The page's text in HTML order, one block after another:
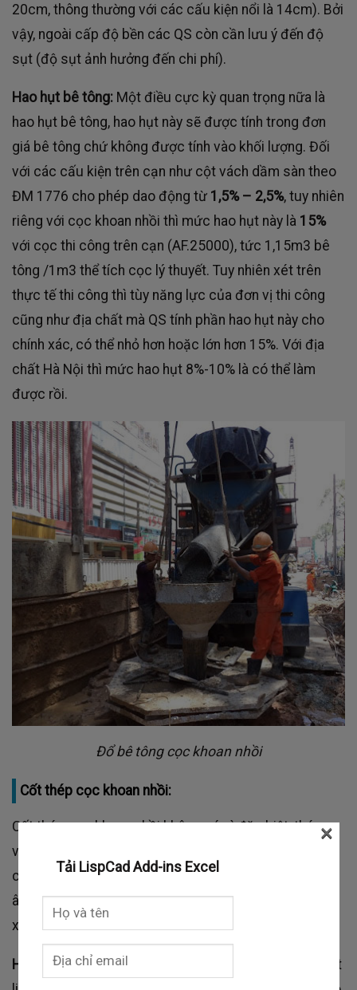
20cm, thông thường với các cấu kiện nổi là 14cm). Bởi
vậy, ngoài cấp độ bền các QS còn cần lưu ý đến độ
sụt (độ sụt ảnh hưởng đến chi phí).
Hao hụt bê tông: Một điều cực kỳ quan trọng nữa là
hao hụt bê tông, hao hụt này sẽ được tính trong đơn
giá bê tông chứ không được tính vào khối lượng. Đối
với các cấu kiện trên cạn như cột vách dầm sàn theo
ĐM 1776 cho phép dao động từ 1,5% – 2,5%, tuy nhiên
riêng với cọc khoan nhồi thì mức hao hụt này là 15%
với cọc thi công trên cạn (AF.25000), tức 1,15m3 bê
tông /1m3 thể tích cọc lý thuyết. Tuy nhiên xét trên
thực tế thi công thì tùy năng lực của đơn vị thi công
cũng như địa chất mà QS tính phần hao hụt này cho
chính xác, có thể nhỏ hơn hoặc lớn hơn 15%. Với địa
chất Hà Nội thì mức hao hụt 8%-10% là có thể làm
được rồi.
Đổ bê tông cọc khoan nhồi
Cốt thép cọc khoan nhồi:
Cốt thép cọc khoan nhồi không có gì đặc biệt, thép
vẫn sử dụng thép xây dựng thông thường tạo thành
các lồng thép, các lồng thép được lắp sẵn ống siêu
âm, con kê bê tông và được thả lần lượt từng đoạn
xuống hố sau khi thổi rửa và làm sạch đáy cọc.
Hao hụt thép: Cũng giống như bê tông hay các loại vật
Tải LispCad Add-ins Excel
×